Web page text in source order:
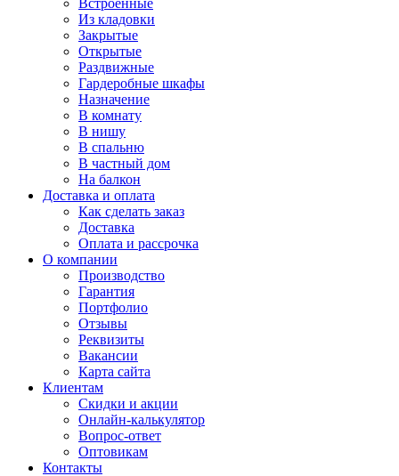
Встроенные
Из кладовки
Закрытые
Открытые
Раздвижные
Гардеробные шкафы
Назначение
В комнату
В нишу
В спальню
В частный дом
На балкон
Доставка и оплата
Как сделать заказ
Доставка
Оплата и рассрочка
О компании
Производство
Гарантия
Портфолио
Отзывы
Реквизиты
Вакансии
Карта сайта
Клиентам
Скидки и акции
Онлайн-калькулятор
Вопрос-ответ
Оптовикам
Контакты